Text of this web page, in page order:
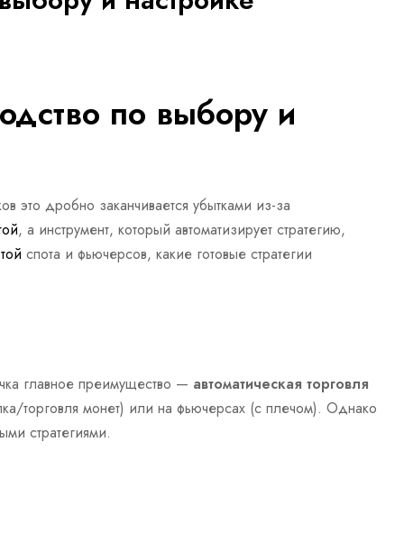
по выбору и
это дробно заканчивается убытками из-за
, а инструмент, который автоматизирует стратегию,
спота и фьючерсов, какие готовые стратегии
главное преимущество — автоматическая торговля
торговля монет) или на фьючерсах (с плечом). Однако
стратегиями.